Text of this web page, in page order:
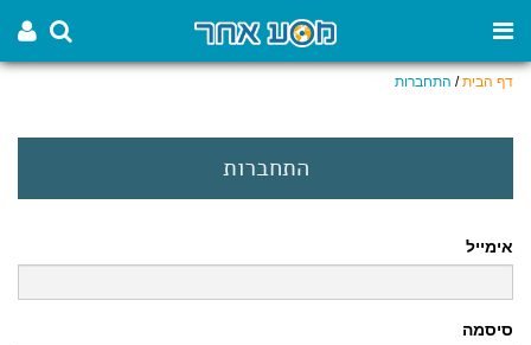
דף הבית/ התחברות
התחברות
אימייל
סיסמה